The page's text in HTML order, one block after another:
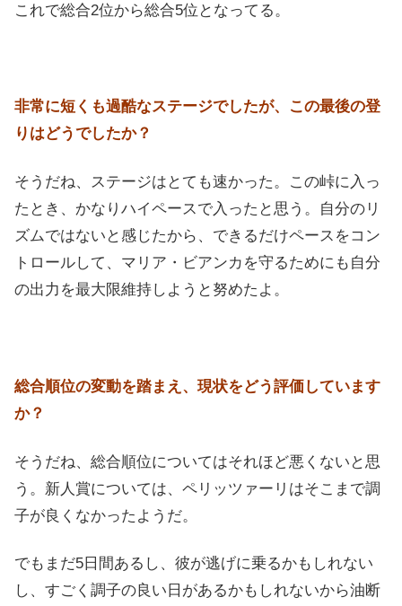
これで総合2位から総合5位となってる。
非常に短くも過酷なステージでしたが、この最後の登
りはどうでしたか？
そうだね、ステージはとても速かった。この峠に入っ
たとき、かなりハイペースで入ったと思う。自分のリ
ズムではないと感じたから、できるだけペースをコン
トロールして、マリア・ビアンカを守るためにも自分
の出力を最大限維持しようと努めたよ。
総合順位の変動を踏まえ、現状をどう評価しています
か？
そうだね、総合順位についてはそれほど悪くないと思
う。新人賞については、ペリッツァーリはそこまで調
子が良くなかったようだ。
でもまだ5日間あるし、彼が逃げに乗るかもしれない
し、すごく調子の良い日があるかもしれないから油断